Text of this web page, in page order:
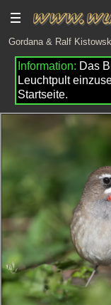
Gordana & Ralf
Das
Leuchtpult
Startseite.